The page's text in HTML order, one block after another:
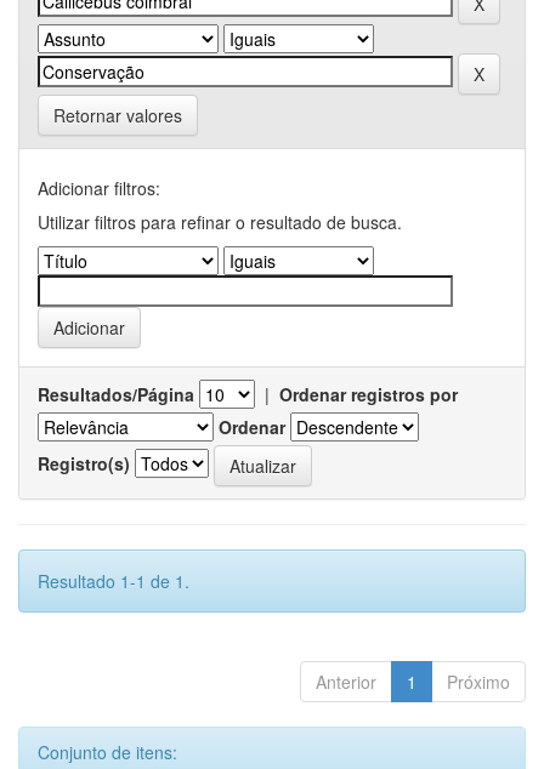
Retornar valores
Adicionar filtros:
Utilizar filtros para refinar o resultado de busca.
Resultados/Página | Ordenar registros por
Ordenar
Registro(s)
Resultado 1-1 de 1.
Anterior 1 Próximo
Conjunto de itens: